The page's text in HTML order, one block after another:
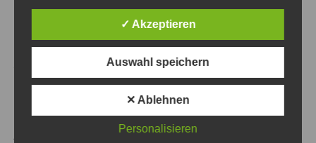
Auskunft, Sperrung, Löschung und
Berichtigung
Sie haben im Rahmen der geltenden gesetzlichen Bestimmungen
jederzeit das Recht auf unentgeltliche Auskunft über Ihre
✓ Akzeptieren
Auswahl speichern
✕ Ablehnen
Personalisieren